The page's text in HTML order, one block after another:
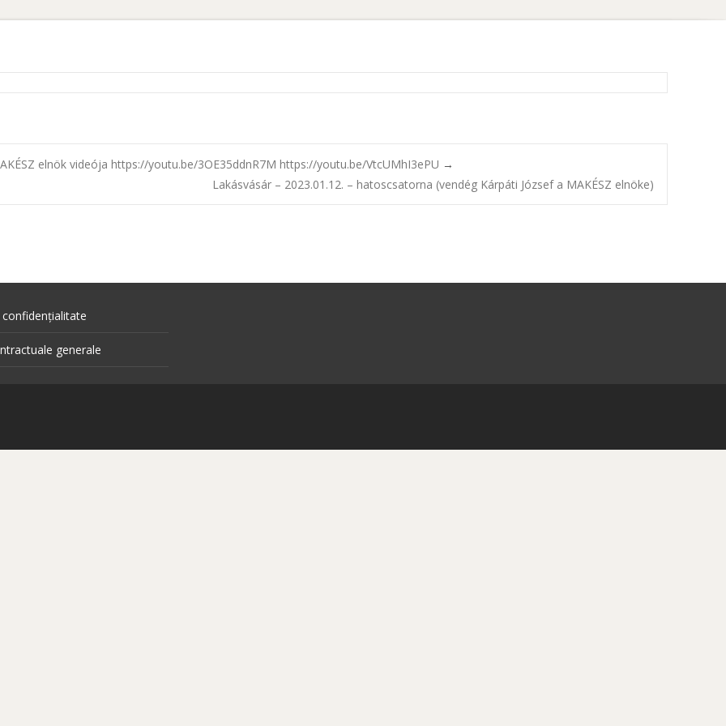
elnök videója https://youtu.be/3OE35ddnR7M
Lakásvásár – 2023.01.12. – hatoscsatorna (vendég Kárpáti József a MAKÉSZ elnöke)
https://youtu.be/VtcUMhI3ePU →
generale